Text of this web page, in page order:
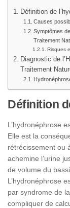
Définition de
Causes
Symptômes
Traitement
Risques
Diagnostic de
Traitement
Définition
L’hydronéphrose
Elle est la
rétrécissement ou
achemine l’urine
de volume du
L’hydronéphrose
par syndrome de
compliquer de